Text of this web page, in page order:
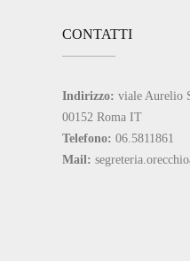
CONTATTI
Indirizzo: viale Aurelio
00152 Roma IT
Telefono: 06.5811861
Mail: